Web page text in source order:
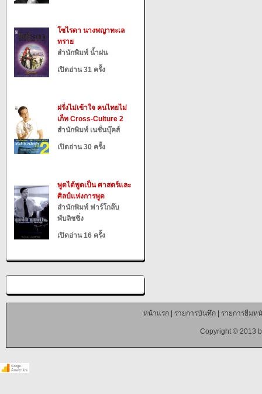
โซไรดา นางพญาทะเล
ทราย
สำนักพิมพ์ น้ำฝน
เปิดอ่าน 31 ครั้ง
ฝรั่งไม่เข้าใจ คนไทยไม่
เก็ท Cross-Culture 2
สำนักพิมพ์ เนชั่นบุ๊คส์
เปิดอ่าน 30 ครั้ง
พูดได้พูดเป็น ศาสตร์และ
ศิลป์แห่งการพูด
สำนักพิมพ์ ฟาร์โกล๊บ
พับลิชชิ่ง
เปิดอ่าน 16 ครั้ง
หน้าแรก| รายการบันทึก| รายการยืมห
Copyright © 2013